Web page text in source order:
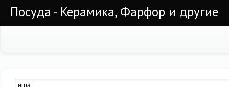
Посуда - Керамика, Фарфор и другие